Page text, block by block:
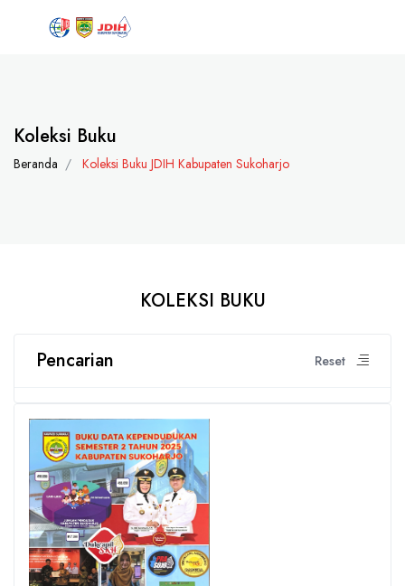
Koleksi Buku
Beranda Koleksi Buku JDIH Kabupaten Sukoharjo
KOLEKSI BUKU
Pencarian Reset